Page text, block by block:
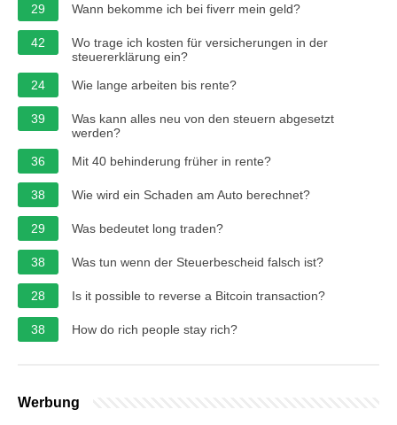
29 Wann bekomme ich bei fiverr mein geld?
42
Wo trage ich kosten für versicherungen in der
steuererklärung ein?
24
Wie lange arbeiten bis rente?
39
Was kann alles neu von den steuern abgesetzt
werden?
36
Mit 40 behinderung früher in rente?
38 Wie wird ein Schaden am Auto berechnet?
29 Was bedeutet long traden?
38 Was tun wenn der Steuerbescheid falsch ist?
28 Is it possible to reverse a Bitcoin transaction?
38 How do rich people stay rich?
Werbung